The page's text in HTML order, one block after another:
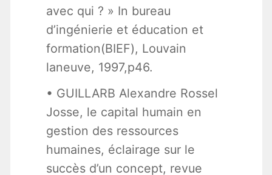
avec qui ? » In bureau
d’ingénierie et éducation et
formation(BIEF), Louvain
laneuve, 1997,p46.
• GUILLARB Alexandre Rossel
Josse, le capital humain en
gestion des ressources
humaines, éclairage sur le
succès d’un concept, revue